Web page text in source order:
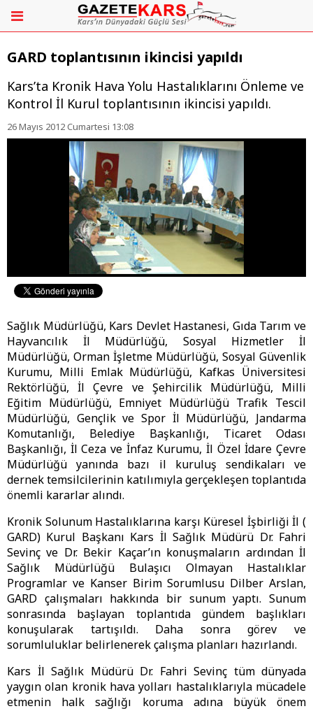
GARD toplantısının ikincisi yapıldı
Kars’ta Kronik Hava Yolu Hastalıklarını Önleme ve
Kontrol İl Kurul toplantısının ikincisi yapıldı.
26 Mayıs 2012 Cumartesi 13:08
Sağlık Müdürlüğü, Kars Devlet Hastanesi, Gıda Tarım ve
Hayvancılık İl Müdürlüğü, Sosyal Hizmetler İl
Müdürlüğü, Orman İşletme Müdürlüğü, Sosyal Güvenlik
Kurumu, Milli Emlak Müdürlüğü, Kafkas Üniversitesi
Rektörlüğü, İl Çevre ve Şehircilik Müdürlüğü, Milli
Eğitim Müdürlüğü, Emniyet Müdürlüğü Trafik Tescil
Müdürlüğü, Gençlik ve Spor İl Müdürlüğü, Jandarma
Komutanlığı, Belediye Başkanlığı, Ticaret Odası
Başkanlığı, İl Ceza ve İnfaz Kurumu, İl Özel İdare Çevre
Müdürlüğü yanında bazı il kuruluş sendikaları ve
dernek temsilcilerinin katılımıyla gerçekleşen toplantıda
önemli kararlar alındı.
Kronik Solunum Hastalıklarına karşı Küresel İşbirliği İl (
GARD) Kurul Başkanı Kars İl Sağlık Müdürü Dr. Fahri
Sevinç ve Dr. Bekir Kaçar’ın konuşmaların ardından İl
Sağlık Müdürlüğü Bulaşıcı Olmayan Hastalıklar
Programlar ve Kanser Birim Sorumlusu Dilber Arslan,
GARD çalışmaları hakkında bir sunum yaptı. Sunum
sonrasında başlayan toplantıda gündem başlıkları
konuşularak tartışıldı. Daha sonra görev ve
sorumluluklar belirlenerek çalışma planları hazırlandı.
Kars İl Sağlık Müdürü Dr. Fahri Sevinç tüm dünyada
yaygın olan kronik hava yolları hastalıklarıyla mücadele
etmenin halk sağlığı koruma adına büyük önem